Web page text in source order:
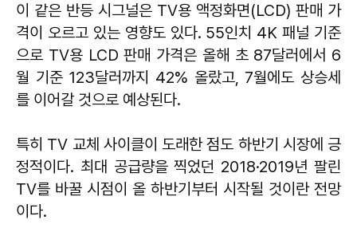
이 같은 반등 시그널은 TV용 액정화면(LCD) 판매 가
격이 오르고 있는 영향도 있다. 55인치 4K 패널 기준
으로 TV용 LCD 판매 가격은 올해 초 87달러에서 6
월 기준 123달러까지 42% 올랐고, 7월에도 상승세
를 이어갈 것으로 예상된다.
특히 TV 교체 사이클이 도래한 점도 하반기 시장에 긍
정적이다. 최대 공급량을 찍었던 2018·2019년 팔린
TV를 바꿀 시점이 올 하반기부터 시작될 것이란 전망
이다.